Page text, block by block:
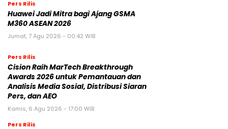
Pers Rilis
Huawei Jadi Mitra bagi Ajang GSMA
M360 ASEAN 2026
Jumat, 7 Agu 2026 - 00:42 WIB
Pers Rilis
Cision Raih MarTech Breakthrough
Awards 2026 untuk Pemantauan dan
Analisis Media Sosial, Distribusi Siaran
Pers, dan AEO
Kamis, 6 Agu 2026 - 17:00 WIB
Pers Rilis